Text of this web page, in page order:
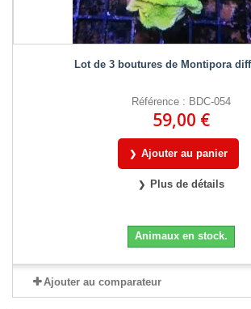
Lot de 3 boutures de Montipora
Référence : BDC-054
59,00 €
Ajouter au panier
Plus de détails
Animaux en stock.
Ajouter au comparateur